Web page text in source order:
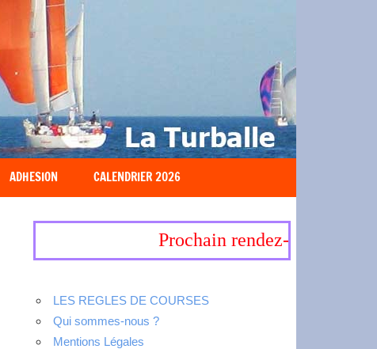
ADHESION CALENDRIER 2026
Prochain rendez-vous, 19-
LES REGLES DE COURSES
Qui sommes-nous ?
Mentions Légales